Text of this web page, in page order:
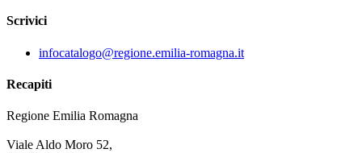
Scrivici
infocatalogo@regione.emilia-romagna.it
Recapiti
Regione Emilia Romagna
Viale Aldo Moro 52,